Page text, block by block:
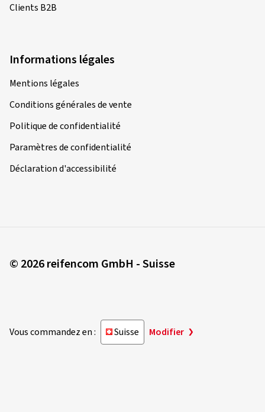
Clients B2B
Informations légales
Mentions légales
Conditions générales de vente
Politique de confidentialité
Paramètres de confidentialité
Déclaration d'accessibilité
© 2026 reifencom GmbH - Suisse
Vous commandez en : Suisse Modifier